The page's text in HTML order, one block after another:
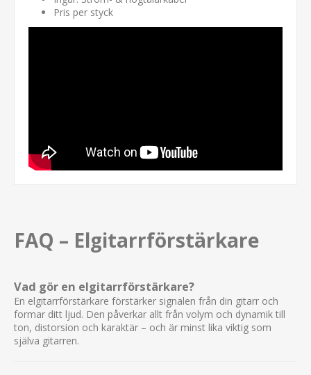
Pris per styck
FAQ – Elgitarrförstärkare
Vad gör en elgitarrförstärkare?
En elgitarrförstärkare förstärker signalen från din gitarr och
formar ditt ljud. Den påverkar allt från volym och dynamik till
ton, distorsion och karaktär – och är minst lika viktig som
själva gitarren.